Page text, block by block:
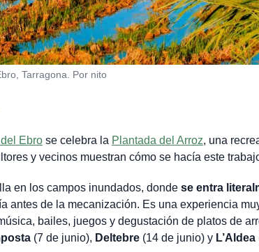
Tarragona. Por nito
Ebrose celebra la Plantada del Arroz, una
y vecinos muestran cómo se hacía este
en los campos inundados, donde se entra
antes de la mecanización. Es una experiencia
bailes, juegos y degustación de platos de
(7 de junio), Deltebre(14 de junio) y L’Aldea